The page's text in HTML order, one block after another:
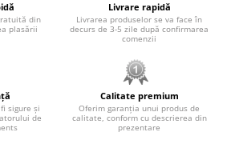
din
plasării
Livrare rapidă
Livrarea produselor se va face în
decurs de 3-5 zile după confirmarea
comenzii
sigure și
de
Calitate premium
Oferim garanția unui produs de
calitate, conform cu descrierea din
prezentare